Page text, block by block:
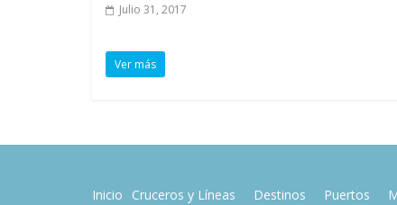
Julio 31, 2017
Ver más
Inicio Cruceros y Líneas Destinos Puertos